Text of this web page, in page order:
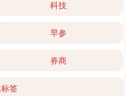
科技
早参
券商
签